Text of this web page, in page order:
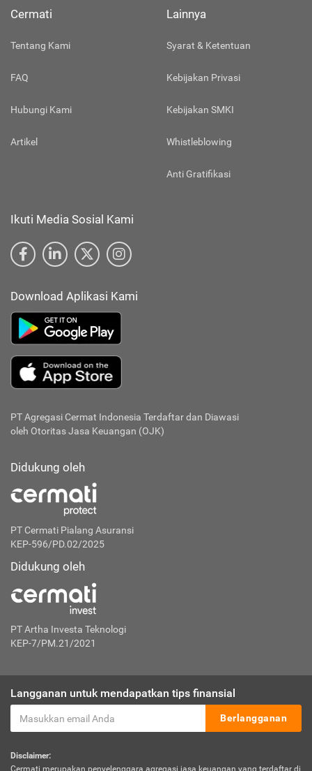
Cermati
Tentang Kami
FAQ
Hubungi Kami
Artikel
Lainnya
Syarat & Ketentuan
Kebijakan Privasi
Kebijakan SMKI
Whistleblowing
Anti Gratifikasi
Ikuti Media Sosial Kami
Download Aplikasi Kami
PT Agregasi Cermat Indonesia Terdaftar dan Diawasi
oleh Otoritas Jasa Keuangan (OJK)
Didukung oleh
PT Cermati Pialang Asuransi
KEP-596/PD.02/2025
Didukung oleh
PT Artha Investa Teknologi
KEP-7/PM.21/2021
Langganan untuk mendapatkan tips finansial
Berlangganan
Disclaimer:
Cermati merupakan penyelenggara agregasi jasa keuangan yang terdaftar di